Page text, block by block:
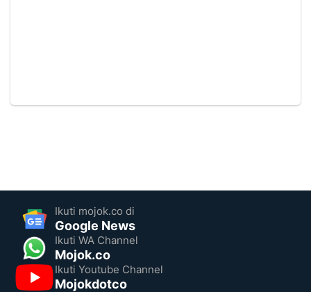
Ikuti mojok.co di
Google News
Ikuti WA Channel
Mojok.co
Ikuti Youtube Channel
Mojokdotco